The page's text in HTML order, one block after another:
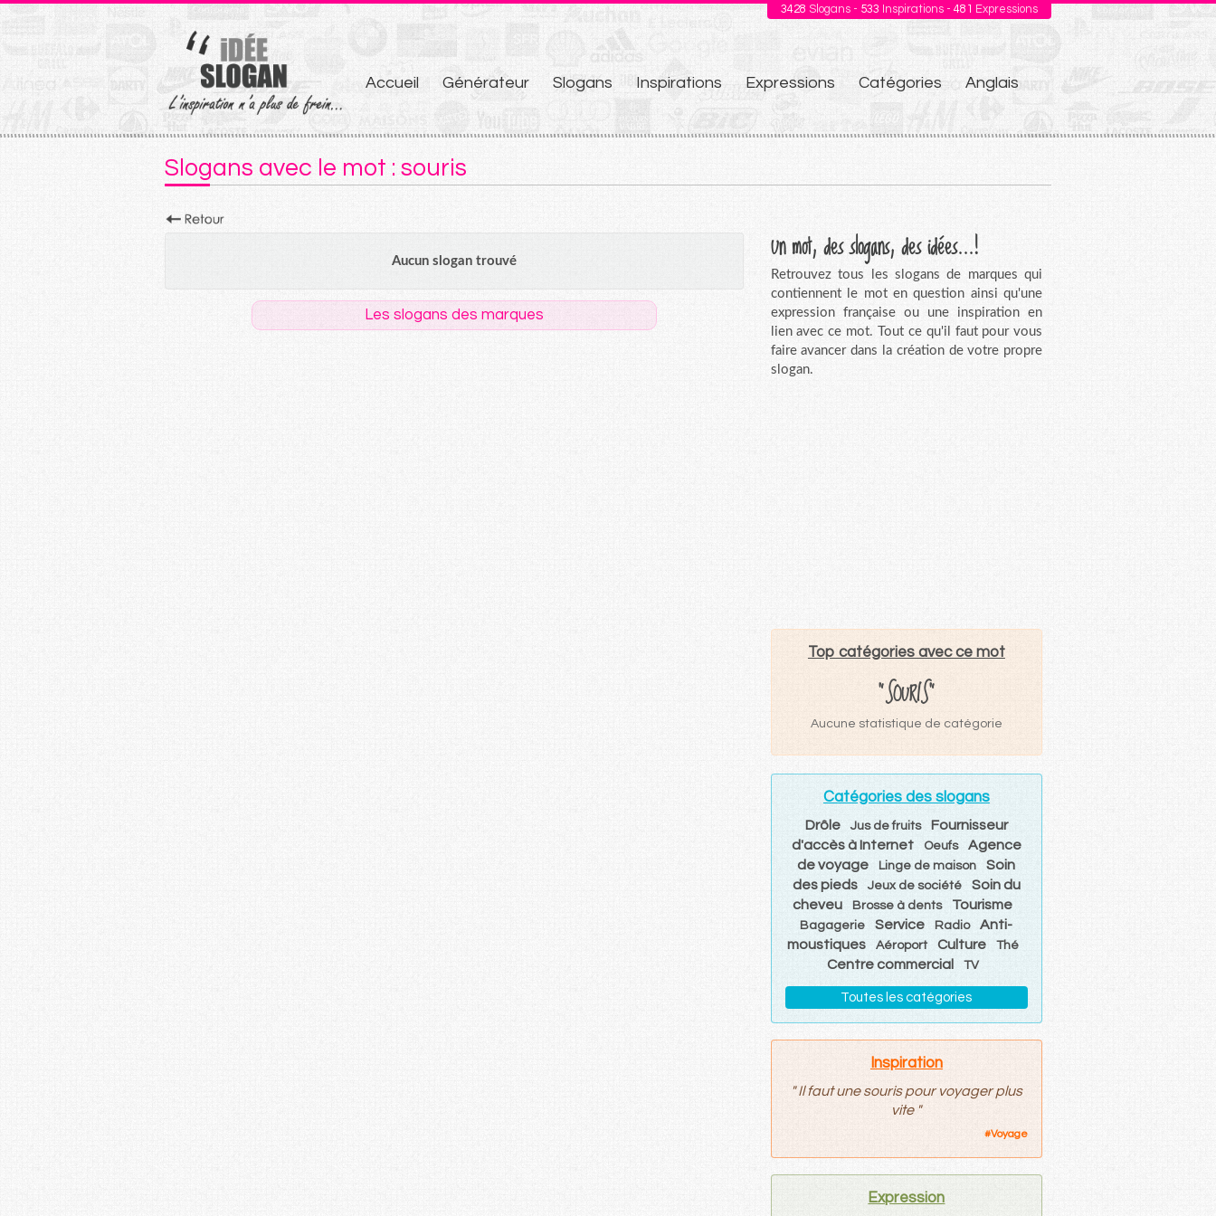
3428 Slogans - 533 Inspirations - 481 Expressions
Aller
au
contenu
Accueil Générateur Slogans Inspirations Expressions Catégories Anglais
Slogans avec le mot : souris
Aucun slogan trouvé
Les slogans des marques
Un mot, des slogans, des idées...!
Retrouvez tous les slogans de marques qui
contiennent le mot en question ainsi qu'une
expression française ou une inspiration en
lien avec ce mot. Tout ce qu'il faut pour vous
faire avancer dans la création de votre propre
slogan.
Top catégories avec ce mot
"SOURIS"
Aucune statistique de catégorie
Catégories des slogans
Drôle Jus de fruits
Fournisseur
d'accès à Internet
Oeufs
Agence
de voyage
Linge de maison
Soin
des pieds
Jeux de société
Soin du
cheveu
Brosse à dents Tourisme
Bagagerie Service Radio
Anti-
moustiques
Aéroport Culture Thé
Centre commercial TV
Toutes les catégories
Inspiration
" Il faut une souris pour voyager plus
vite "
#Voyage
Expression